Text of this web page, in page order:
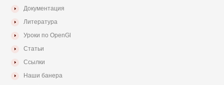
Документация
Литература
Уроки по OpenGl
Статьи
Ссылки
Наши банера